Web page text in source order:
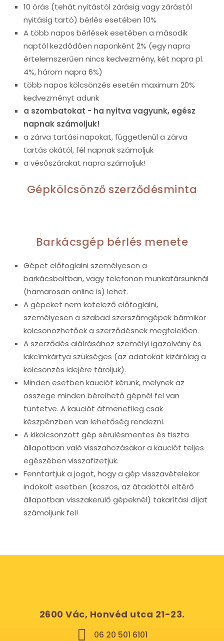
10 órás (tehát nyitástól zárásig vagy zárástól
nyitásig tartó) bérlés esetében 10%
A több napos bérlések esetében a második
naptól kezdődően naponként 2% (egy napra
értelemszerűen nincs kedvezmény, két napra pl.
4%, három napra 6%)
több napos kölcsönzés esetén maximum 20%
kedvezményt adunk
a szombatokat - ha nyitva vagyunk, egész
napnak számoljuk!
a zárva tartási napokat, függetlenül a zárva
tartás okától, fél napnak számoljuk
a vésőszárakat napra számoljuk!
Gépkölcsönző szerződésminta
Barkácsgép bérlés menete
Gépet előfoglalni személyesen a
barkácsboltban, vagy telefonon munkatársunknál
(hamarosan online is) lehet.
A gépeket nem kötelező előfoglalni,
személyesen a szabad szerszámgépek bármikor
kölcsönözhetőek a szerződésnek megfelelően.
A szerződés aláírásához személyi igazolvány és
lakcímkártya szükséges (az adatokat kizárólag a
kölcsönzés idejére tároljuk).
Minden esetben kauciót kérünk, melynek az
összege minden bérelhető gépnél fel van
tüntetve. A kauciót átmenetileg csak
készpénzben van lehetőség rendezni.
A kikölcsönzött gép sérülésmentes és tiszta
állapotban való visszahozásakor a kauciót teljes
egészében visszafizetjük.
Fenntartjuk a jogot, hogy a gép visszavételekor
indokolt esetben (koszos, az átadottól eltérő
állapotban visszakerülő gépeknél) takarítási díjat
számoljunk fel!
2600 Vác, Honvéd utca 21-23.
06 20 501 6101